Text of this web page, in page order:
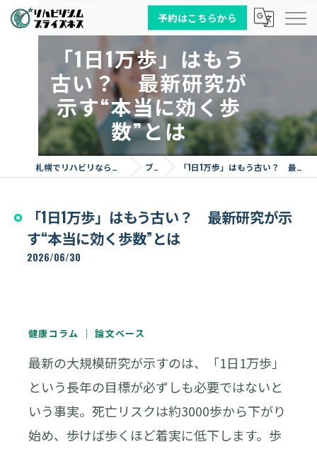
予約はこちらから
「1日1万歩」はもう
古い？ 最新研究が
示す“本当に効く歩
数”とは
札幌でリハビリならリハビリジム プライズネス ブログ 「1日1万歩」はもう古い？ 最新研究が示す“本当に効く歩数”とは
「1日1万歩」はもう古い？ 最新研究が示
す“本当に効く歩数”とは
2026/06/30
健康コラム ｜ 論文ベース
最新の大規模研究が示すのは、「1日1万歩」
という長年の目標が必ずしも必要ではないと
いう事実。死亡リスクは約3000歩から下がり
始め、歩けば歩くほど着実に低下します。歩